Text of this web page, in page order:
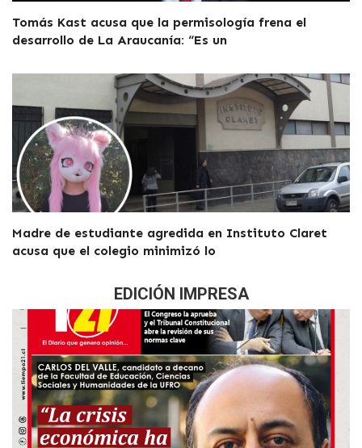
Tomás Kast acusa que la permisología frena el
desarrollo de La Araucanía: “Es un
Madre de estudiante agredida en Instituto Claret
acusa que el colegio minimizó lo
EDICIÓN IMPRESA